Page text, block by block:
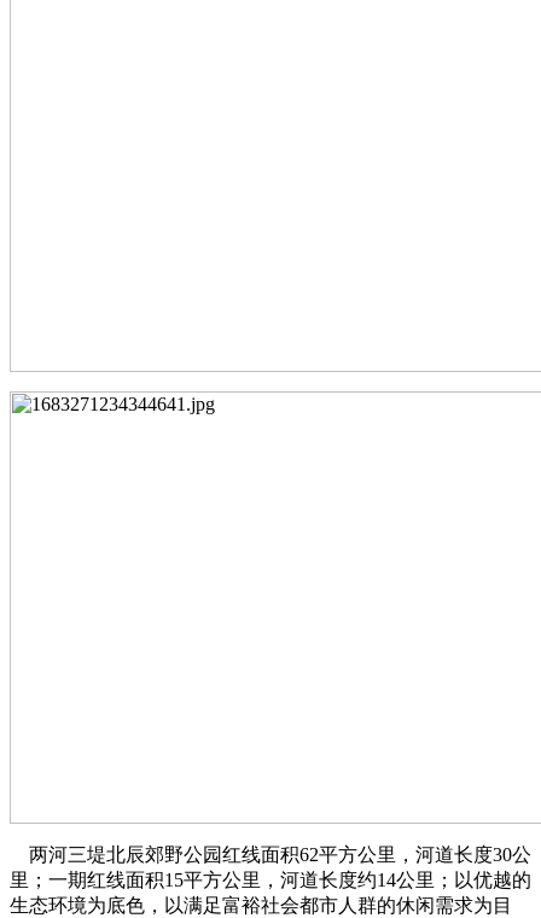
两河三堤北辰郊野公园红线面积62平方公里，河道长度30公
里；一期红线面积15平方公里，河道长度约14公里；以优越的
生态环境为底色，以满足富裕社会都市人群的休闲需求为目